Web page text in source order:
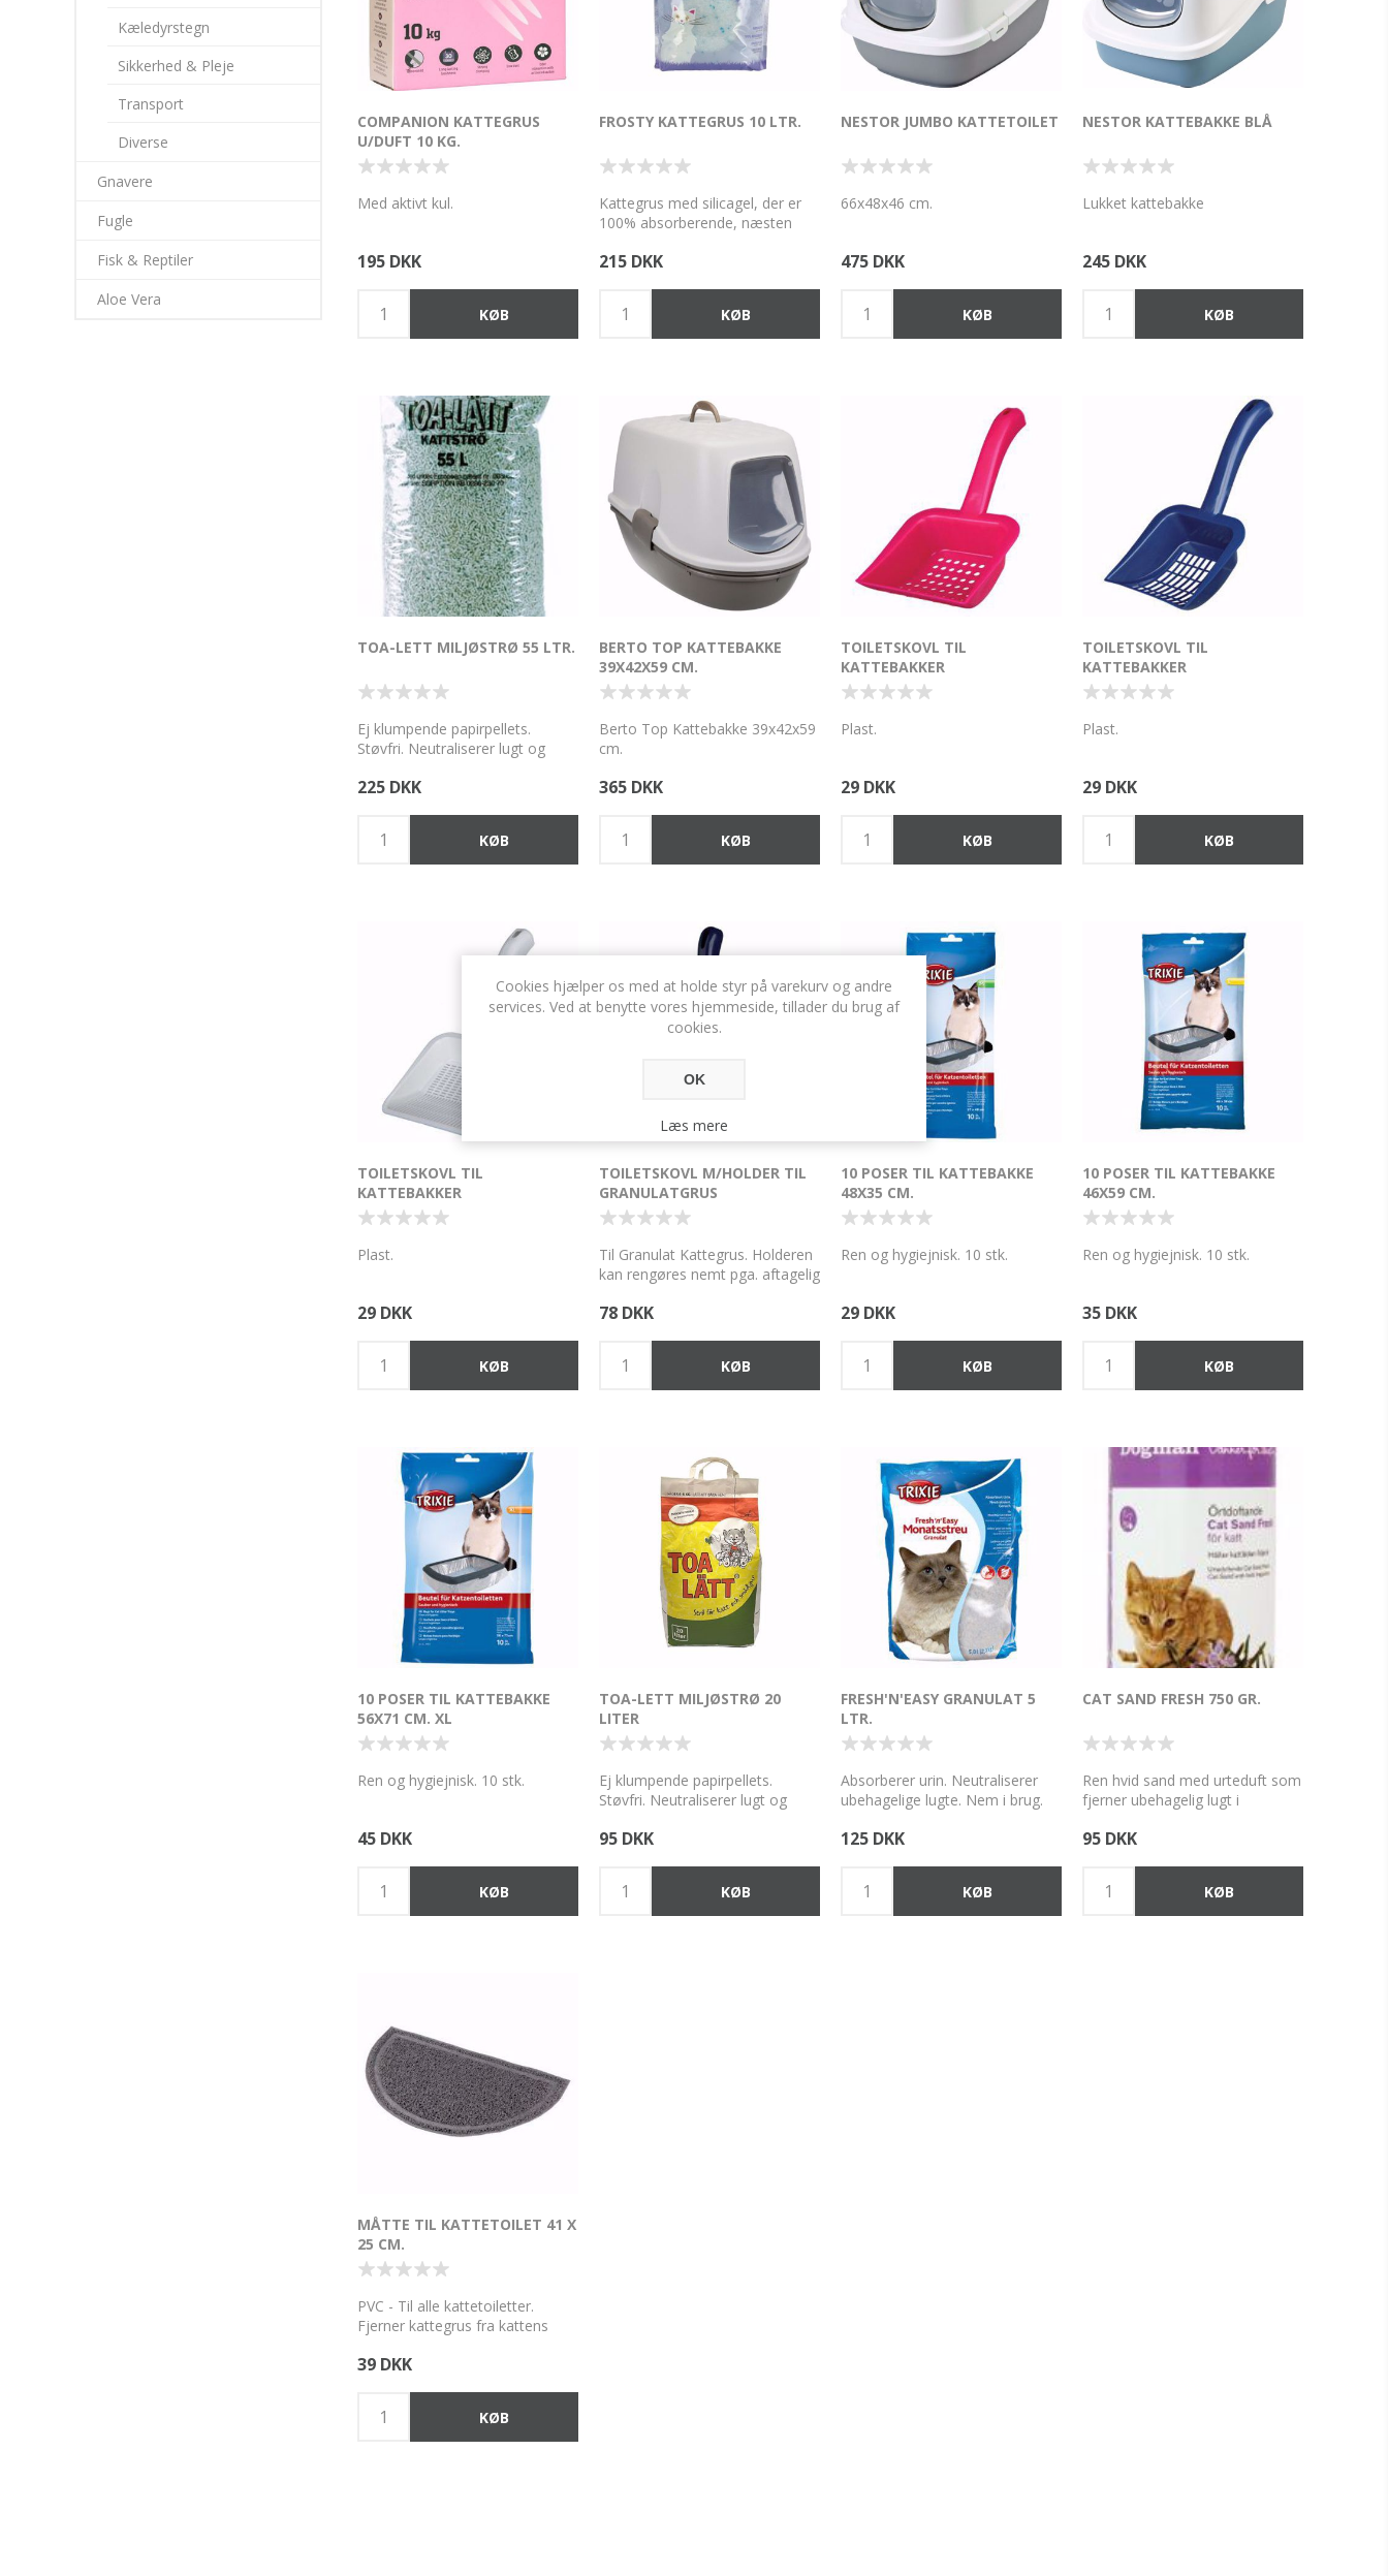
COMPANION KATTEGRUS
U/DUFT 10 KG.
Med aktivt kul.
195 DKK
FROSTY KATTEGRUS 10 LTR.
Kattegrus med silicagel, der er
100% absorberende, næsten
velegnet til hjem med allergikere.
215 DKK
NESTOR JUMBO KATTETOILET
66x48x46 cm.
475 DKK
NESTOR KATTEBAKKE BLÅ
Lukket kattebakke
245 DKK
TOA-LETT MILJØSTRØ 55 LTR.
Ej klumpende papirpellets.
Støvfri. Neutraliserer lugt og
225 DKK
BERTO TOP KATTEBAKKE
39X42X59 CM.
Berto Top Kattebakke 39x42x59
cm.
365 DKK
TOILETSKOVL TIL
KATTEBAKKER
Plast.
29 DKK
TOILETSKOVL TIL
KATTEBAKKER
Plast.
29 DKK
TOILETSKOVL TIL
KATTEBAKKER
Plast.
29 DKK
TOILETSKOVL M/HOLDER TIL
GRANULATGRUS
Til Granulat Kattegrus. Holderen
kan rengøres nemt pga. aftagelig
78 DKK
10 POSER TIL KATTEBAKKE
48X35 CM.
Ren og hygiejnisk. 10 stk.
29 DKK
10 POSER TIL KATTEBAKKE
46X59 CM.
Ren og hygiejnisk. 10 stk.
35 DKK
10 POSER TIL KATTEBAKKE
56X71 CM. XL
Ren og hygiejnisk. 10 stk.
45 DKK
TOA-LETT MILJØSTRØ 20
LITER
Ej klumpende papirpellets.
Støvfri. Neutraliserer lugt og
95 DKK
FRESH'N'EASY GRANULAT 5
LTR.
Absorberer urin. Neutraliserer
ubehagelige lugte. Nem i brug.
allergikere.
125 DKK
CAT SAND FRESH 750 GR.
Ren hvid sand med urteduft som
fjerner ubehagelig lugt i
kattebakke.
95 DKK
MÅTTE TIL KATTETOILET 41 X
25 CM.
PVC - Til alle kattetoiletter.
Fjerner kattegrus fra kattens
Også til fint grus. Skridsikker.
39 DKK
Kæledyrstegn
Sikkerhed & Pleje
Transport
Diverse
Gnavere
Fugle
Fisk & Reptiler
Aloe Vera
Cookies hjælper os med at holde styr på varekurv og andre
services. Ved at benytte vores hjemmeside, tillader du brug af
cookies.
OK
Læs mere